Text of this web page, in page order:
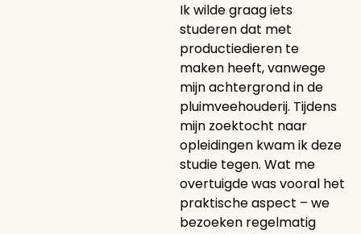
Ik wilde graag iets
studeren dat met
productiedieren te
maken heeft, vanwege
mijn achtergrond in de
pluimveehouderij. Tijdens
mijn zoektocht naar
opleidingen kwam ik deze
studie tegen. Wat me
overtuigde was vooral het
praktische aspect – we
bezoeken regelmatig